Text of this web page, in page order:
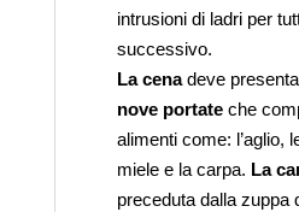
intrusioni di ladri per
successivo.
La cenadeve
nove portateche
alimenti come: l’aglio,
miele e la carpa. La
preceduta dalla zuppa